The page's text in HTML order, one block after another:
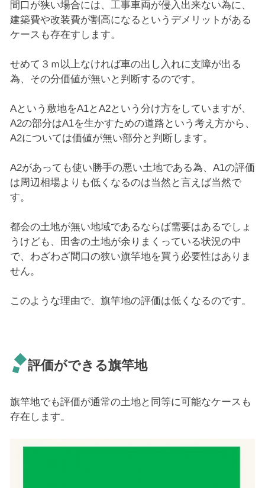
間口が狭い場合には、工事車両が侵入出来ない為に、
建築費や改装費が割高になるというデメリットがある
ケースも存在すします。
せめて３ｍ以上なければ車の出し入れに支障が出る
為、その分価値が無いと判断するのです。
Aという敷地をA1とA2という分け方をしていますが、
A2の部分はA1を生かすための道路という考え方から、
A2については価値が無い部分と判断します。
A2があっても使い勝手の悪い土地である為、A1の評価
は周辺相場よりも低くなるのは当然と言えば当然で
す。
都会の土地が無い地域であるならば需要はあるでしょ
うけども、田舎の土地が余りまくっている状況の中
で、わざわざ間口の狭い旗竿地を買う必要性はありま
せん。
このような理由で、旗竿地の評価は低くなるのです。
評価ができる旗竿地
旗竿地でも評価が通常の土地と同等に可能なケースも
存在します。